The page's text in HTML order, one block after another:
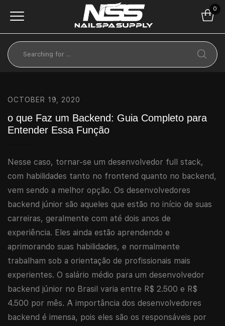
0
OCTOBER 19, 2020
o que Faz um Backend: Guia Completo para
Entender Essa Função
Nesse caso, tornar-se um desenvolvedor full stack,
com habilidades tanto no frontend quanto no backend,
vem sendo a melhor opção. Os desenvolvedores
backend júnior são aqueles que estão no início de suas
carreiras, geralmente com até dois anos de
experiência. Eles ainda estão aprendendo e
aprimorando suas habilidades, e normalmente
trabalham sob a orientação de profissionais mais
experientes. O salário médio para um desenvolvedor
backend júnior no Brasil varia entre R$ 2.500 e R$
4.500 por mês. A importância dos desenvolvedores
backend é imensa, pois eles são os responsáveis por